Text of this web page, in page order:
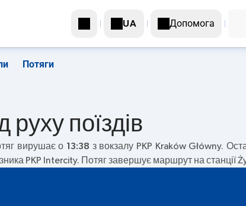
UA Допомога
Потяги
поїздів
вирушає о 13:38 з вокзалу PKP Kraków Główny.
PKP Intercity. Потяг завершує маршрут на станції